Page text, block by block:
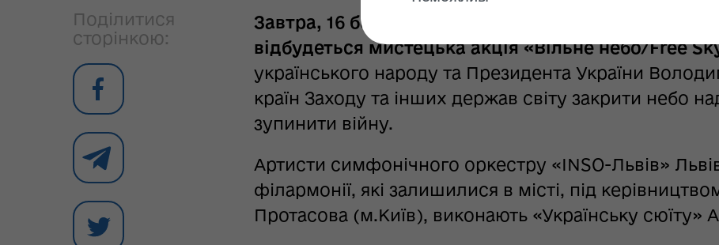
Поділитися
сторінкою:
Завтра, 16 березня 2022 року, о 15:30 на проспекті
відбудеться мистецька акція «Вільне небо/Free
українського народу та Президента України
країн Заходу та інших держав світу закрити небо
зупинити війну.
Артисти симфонічного оркестру «INSO-Львів»
філармонії, які залишилися в місті, під
Протасова (м.Київ), виконають «Українську сюїту»